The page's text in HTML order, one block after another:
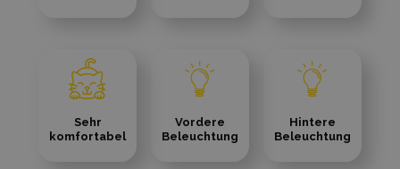
Sehr
komfortabel
Vordere
Beleuchtung
Hintere
Beleuchtung